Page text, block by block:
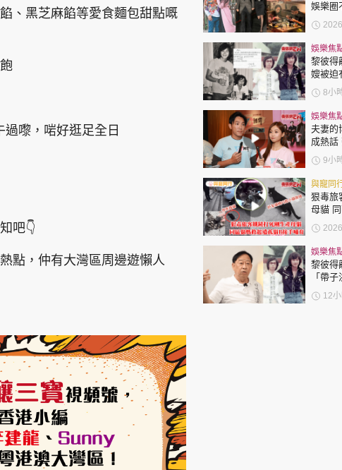
、黑芝麻餡等愛食麵包甜點嘅
嚟，啱好逛足全日
吧👇
點，仲有大灣區周邊遊懶人
娛樂圈
「爺孫
達51歲
基謝賢
娛樂焦
黎彼得
嫂被迫
許冠傑
8小
娛樂焦
夫妻的
成熱話
多，一
9小
與寵同
狠毒旅
母貓
B接手
娛樂焦
黎彼得
「帶
冠傑聯
聲》成
12